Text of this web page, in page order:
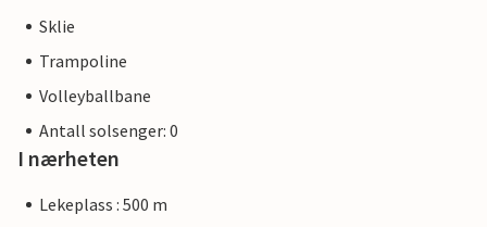
Sklie
Trampoline
Volleyballbane
Antall solsenger: 0
I nærheten
Lekeplass : 500 m